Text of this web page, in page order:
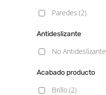
Paredes (2)
Antideslizante
No Antideslizante
Acabado producto
Brillo(2)